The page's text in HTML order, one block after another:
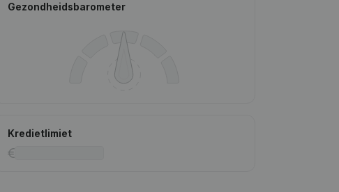
Gezondheidsbarometer
Kredietlimiet